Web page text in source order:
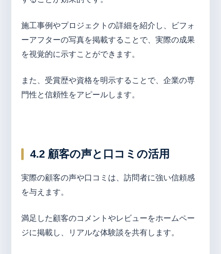
施工事例やプロジェクトの詳細を紹介し、ビフォ
ーアフターの写真を掲載することで、実際の成果
を視覚的に示すことができます。
また、受賞歴や資格を明示することで、企業の専
門性と信頼性をアピールします。
4.2 顧客の声と口コミの活用
実際の顧客の声や口コミは、訪問者に強い信頼感
を与えます。
満足した顧客のコメントやレビューをホームペー
ジに掲載し、リアルな体験談を共有します。